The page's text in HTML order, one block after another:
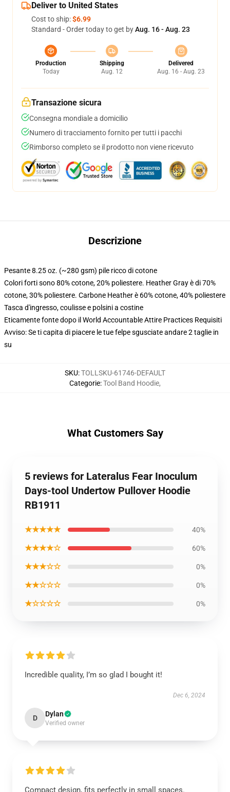
Deliver to United States
Cost to ship:$6.99
Standard - Order today to get byAug. 16 - Aug. 23
Production
Today
Shipping
Aug. 12
Delivered
Aug. 16 - Aug. 23
Transazione sicura
Consegna mondiale a domicilio
Numero di tracciamento fornito per tutti i pacchi
Rimborso completo se il prodotto non viene ricevuto
Descrizione
Pesante 8.25 oz. (~280 gsm) pile ricco di cotone
Colori forti sono 80% cotone, 20% poliestere. Heather Gray è di 70%
cotone, 30% poliestere. Carbone Heather è 60% cotone, 40% poliestere
Tasca d'ingresso, coulisse e polsini a costine
Eticamente fonte dopo il World Accountable Attire Practices Requisiti
Avviso: Se ti capita di piacere le tue felpe sgusciate andare 2 taglie in
su
SKU:TOLLSKU-61746-DEFAULT
Categorie:Tool Band Hoodie,
What Customers Say
5 reviews for Lateralus Fear Inoculum
Days-tool Undertow Pullover Hoodie
RB1911
★★★★★ 40%
★★★★☆ 60%
★★★☆☆ 0%
★★☆☆☆ 0%
★☆☆☆☆ 0%
Incredible quality, I’m so glad I bought it!
Dec 6, 2024
D Dylan
Verified owner
Compact design, fits perfectly in small spaces.